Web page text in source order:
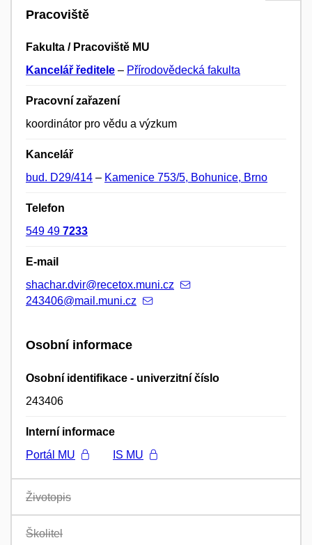
Pracoviště
Fakulta / Pracoviště MU
Kancelář ředitele – Přírodovědecká fakulta
Pracovní zařazení
koordinátor pro vědu a výzkum
Kancelář
bud. D29/414 – Kamenice 753/5, Bohunice, Brno
Telefon
549 49 7233
E-mail
shachar.dvir@recetox.muni.cz
243406@mail.muni.cz
Osobní informace
Osobní identifikace - univerzitní číslo
243406
Interní informace
Portál MU
IS MU
Životopis
Školitel